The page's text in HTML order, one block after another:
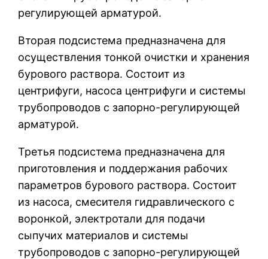
регулирующей арматурой.
Вторая подсистема предназначена для
осуществления тонкой очистки и хранения
бурового раствора. Состоит из
центрифуги, насоса центрифуги и системы
трубопроводов с запорно-регулирующей
арматурой.
Третья подсистема предназначена для
приготовления и поддержания рабочих
параметров бурового раствора. Состоит
из насоса, смесителя гидравлического с
воронкой, электротали для подачи
сыпучих материалов и системы
трубопроводов с запорно-регулирующей